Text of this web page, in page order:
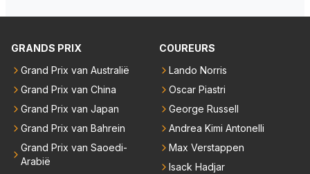
er bij RB vertrokken.
GRANDS PRIX
Grand Prix van Australië
Grand Prix van China
Grand Prix van Japan
Grand Prix van Bahrein
Grand Prix van Saoedi-
Arabië
COUREURS
Lando Norris
Oscar Piastri
George Russell
Andrea Kimi Antonelli
Max Verstappen
Isack Hadjar